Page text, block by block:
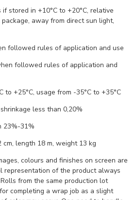
if stored in +10°С to +20°С, relative
away from direct sun light,
followed rules of application and use
followed rules of application and
to +25°С, usage from -35°С to +35°С
shrinkage less than 0,20%
23%-31%
length 18 m, weight 13 kg
colours and finishes on screen are
representation of the product always
from the same production lot
completing a wrap job as a slight